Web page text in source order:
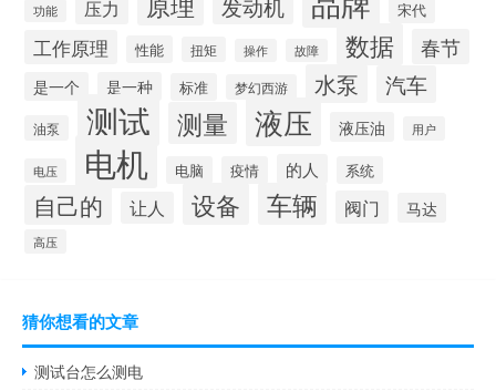
功能 压力 发动机 宋代
工作原理 性能 扭矩 操作 故障 数据 春节
是一个 是一种 标准 梦幻西游 水泵 汽车
油泵 测试 测量 液压 液压油 用户
电压 电机 电脑 疫情 的人 系统
自己的 让人 设备 车辆 阀门 马达
高压
猜你想看的文章
测试台怎么测电